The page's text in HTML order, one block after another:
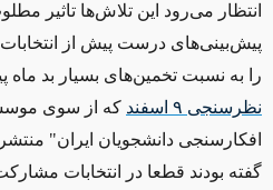
انتظار می‌رود این تلاش‌ها تاثیر
پیش‌بینی‌های درست پیش از
را به نسبت تخمین‌های بسیار بد ماه
نظرسنجی ۹ اسفند
که از سوی